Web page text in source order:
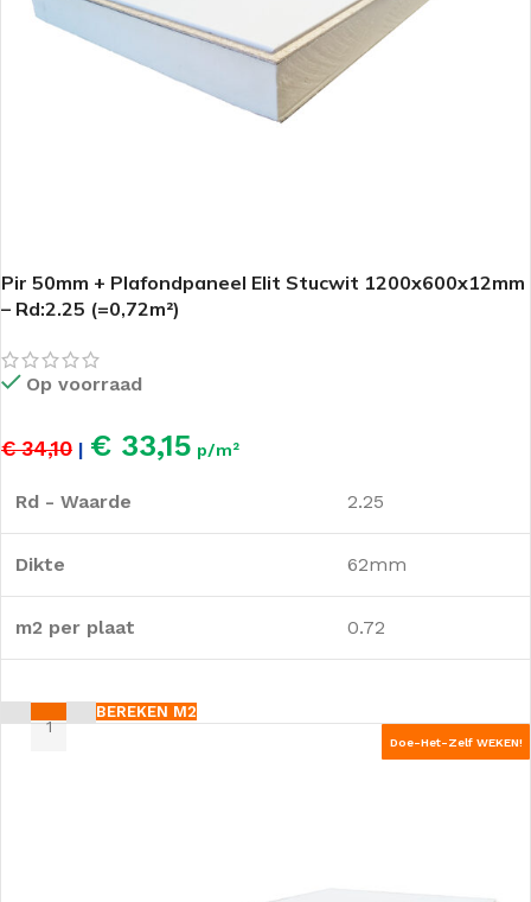
Pir 50mm + Plafondpaneel Elit Stucwit 1200x600x12mm
– Rd:2.25 (=0,72m²)
Op voorraad
€ 34,10 | € 33,15 p/m²
Rd - Waarde 2.25
Dikte 62mm
m2 per plaat 0.72
BEREKEN M2
Doe-Het-Zelf WEKEN!